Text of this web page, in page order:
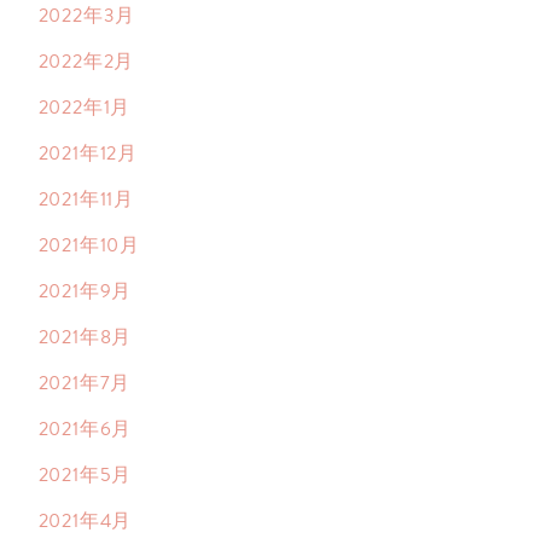
2022年3月
2022年2月
2022年1月
2021年12月
2021年11月
2021年10月
2021年9月
2021年8月
2021年7月
2021年6月
2021年5月
2021年4月